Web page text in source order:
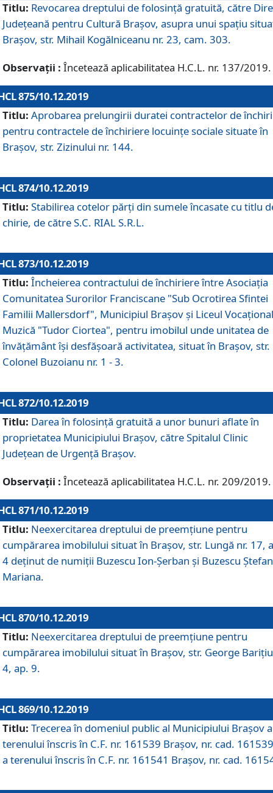
Titlu: Revocarea dreptului de folosinţă gratuită, către
Judeţeană pentru Cultură Braşov, asupra unui spaţiu
Braşov, str. Mihail Kogălniceanu nr. 23, cam. 303.
Observații : Încetează aplicabilitatea H.C.L. nr. 137/2019.
875/10.12.2019
Titlu: Aprobarea prelungirii duratei contractelor de
pentru contractele de închiriere locuinţe sociale situate în
Braşov, str. Zizinului nr. 144.
874/10.12.2019
Titlu: Stabilirea cotelor părți din sumele încasate cu titlu
chirie, de către S.C. RIAL S.R.L.
873/10.12.2019
Titlu: Încheierea contractului de închiriere între Asociația
Comunitatea Surorilor Franciscane "Sub Ocrotirea Sfintei
Familii Mallersdorf", Municipiul Braşov şi Liceul
Muzică "Tudor Ciortea", pentru imobilul unde unitatea de
învățământ îşi desfăşoară activitatea, situat în Braşov, str.
Colonel Buzoianu nr. 1 - 3.
872/10.12.2019
Titlu: Darea în folosinţă gratuită a unor bunuri aflate în
proprietatea Municipiului Braşov, către Spitalul Clinic
Judeţean de Urgenţă Braşov.
Observații : Încetează aplicabilitatea H.C.L. nr. 209/2019.
871/10.12.2019
Titlu: Neexercitarea dreptului de preemţiune pentru
cumpărarea imobilului situat în Braşov, str. Lungă nr. 17,
4 deţinut de numiţii Buzescu Ion-Şerban și Buzescu
Mariana.
870/10.12.2019
Titlu: Neexercitarea dreptului de preemţiune pentru
cumpărarea imobilului situat în Braşov, str. George
4, ap. 9.
869/10.12.2019
Titlu: Trecerea în domeniul public al Municipiului Braşov a
terenului înscris în C.F. nr. 161539 Brașov, nr. cad.
a terenului înscris în C.F. nr. 161541 Brașov, nr. cad.